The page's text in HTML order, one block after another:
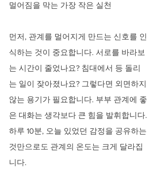
멀어짐을 막는 가장 작은 실천
먼저, 관계를 멀어지게 만드는 신호를 인
식하는 것이 중요합니다. 서로를 바라보
는 시간이 줄었나요? 침대에서 등 돌리
는 일이 잦아졌나요? 그렇다면 외면하지
않는 용기가 필요합니다. 부부 관계에 좋
은 대화는 생각보다 큰 힘을 발휘합니다.
하루 10분, 오늘 있었던 감정을 공유하는
것만으로도 관계의 온도는 크게 달라집
니다.